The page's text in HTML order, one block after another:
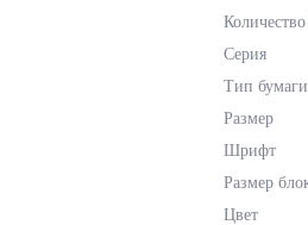
Серия
Тип бумаги
Размер
Шрифт
Размер
Цвет